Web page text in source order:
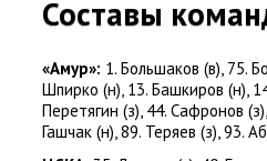
Составы
«Амур»: 1. Большаков (в), 75.
Шпирко (н), 13. Башкиров (н),
Перетягин (з), 44. Сафронов (
Гашчак (н), 89. Теряев (з), 93.